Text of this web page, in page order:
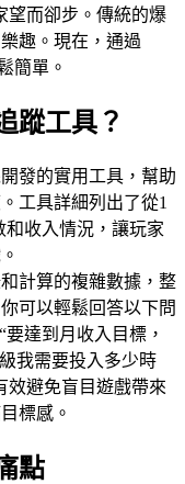
望而卻步。傳統的爆
趣。現在，通過
簡單。
蹤工具？
發的實用工具，幫助
工具詳細列出了從1
和收入情況，讓玩家
計算的複雜數據，整
可以輕鬆回答以下問
達到月收入目標，
我需要投入多少時
效避免盲目遊戲帶來
標感。
點